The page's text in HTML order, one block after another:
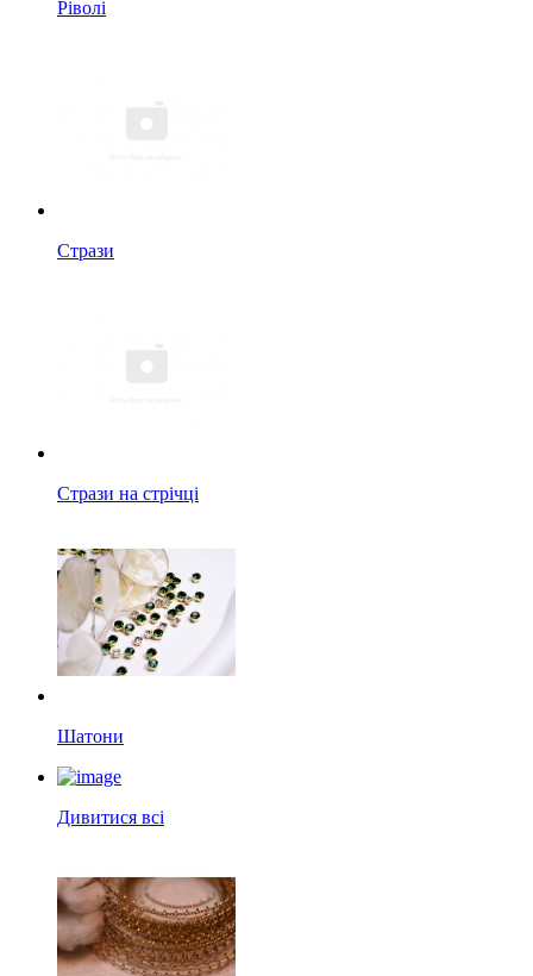
Ріволі
Стрази
Стрази на стрічці
Шатони
Дивитися всі